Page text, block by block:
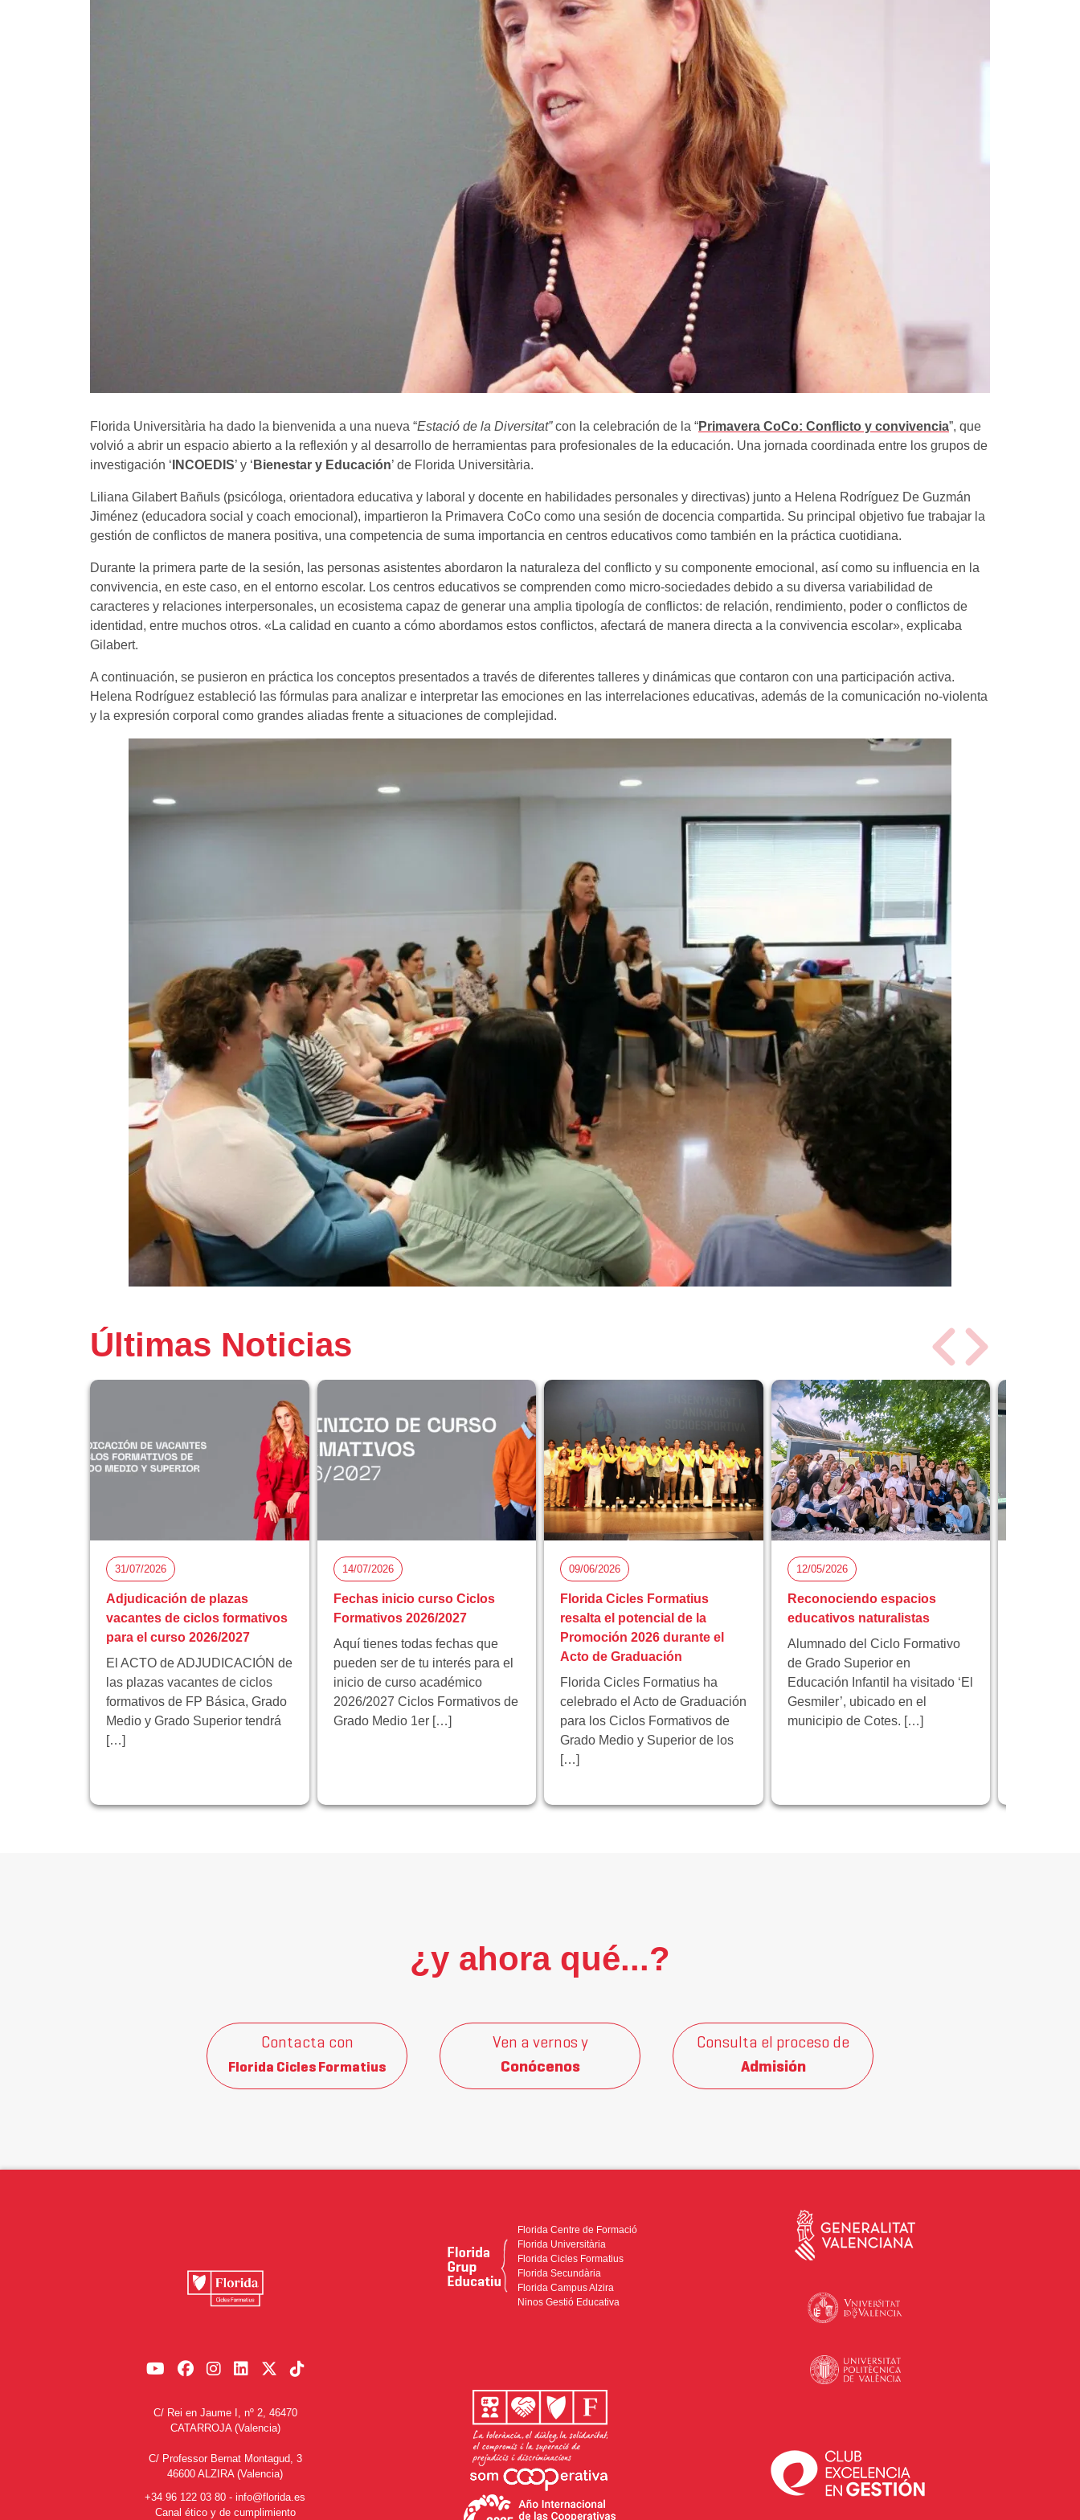
Florida Universitària ha dado la bienvenida a una nueva “Estació de la Diversitat”con la celebración de la “Primavera CoCo: Conflicto y convivencia”, que
volvió a abrir un espacio abierto a la reflexión y al desarrollo de herramientas para profesionales de la educación. Una jornada coordinada entre los grupos de
investigación ‘ INCOEDIS’ y ‘ Bienestar y Educación’ de Florida Universitària.
Liliana Gilabert Bañuls (psicóloga, orientadora educativa y laboral y docente en habilidades personales y directivas) junto a Helena Rodríguez De Guzmán
Jiménez (educadora social y coach emocional), impartieron la Primavera CoCo como una sesión de docencia compartida. Su principal objetivo fue trabajar la
gestión de conflictos de manera positiva, una competencia de suma importancia en centros educativos como también en la práctica cuotidiana.
Durante la primera parte de la sesión, las personas asistentes abordaron la naturaleza del conflicto y su componente emocional, así como su influencia en la
convivencia, en este caso, en el entorno escolar. Los centros educativos se comprenden como micro-sociedades debido a su diversa variabilidad de
caracteres y relaciones interpersonales, un ecosistema capaz de generar una amplia tipología de conflictos: de relación, rendimiento, poder o conflictos de
identidad, entre muchos otros. «La calidad en cuanto a cómo abordamos estos conflictos, afectará de manera directa a la convivencia escolar», explicaba
Gilabert.
A continuación, se pusieron en práctica los conceptos presentados a través de diferentes talleres y dinámicas que contaron con una participación activa.
Helena Rodríguez estableció las fórmulas para analizar e interpretar las emociones en las interrelaciones educativas, además de la comunicación no-violenta
y la expresión corporal como grandes aliadas frente a situaciones de complejidad.
Últimas Noticias
31/07/2026
Adjudicación de plazas
vacantes de ciclos formativos
para el curso 2026/2027
El ACTO de ADJUDICACIÓN de
las plazas vacantes de ciclos
formativos de FP Básica, Grado
Medio y Grado Superior tendrá
[…]
14/07/2026
Fechas inicio curso Ciclos
Formativos 2026/2027
Aquí tienes todas fechas que
pueden ser de tu interés para el
inicio de curso académico
2026/2027 Ciclos Formativos de
Grado Medio 1er […]
09/06/2026
Florida Cicles Formatius
resalta el potencial de la
Promoción 2026 durante el
Acto de Graduación
Florida Cicles Formatius ha
celebrado el Acto de Graduación
para los Ciclos Formativos de
Grado Medio y Superior de los
[…]
12/05/2026
Reconociendo espacios
educativos naturalistas
Alumnado del Ciclo Formativo
de Grado Superior en
Educación Infantil ha visitado ‘El
Gesmiler’, ubicado en el
municipio de Cotes. […]
¿y ahora qué...?
Contacta con
Florida Cicles Formatius
Ven a vernos y
Conócenos
Consulta el proceso de
Admisión
C/ Rei en Jaume I, nº 2, 46470
CATARROJA (Valencia)
C/ Professor Bernat Montagud, 3
46600 ALZIRA (Valencia)
+34 96 122 03 80 - info@florida.es
Canal ético y de cumplimiento
Florida Centre de Formació
Florida Universitària
Florida Cicles Formatius
Florida Secundària
Florida Campus Alzira
Ninos Gestió Educativa